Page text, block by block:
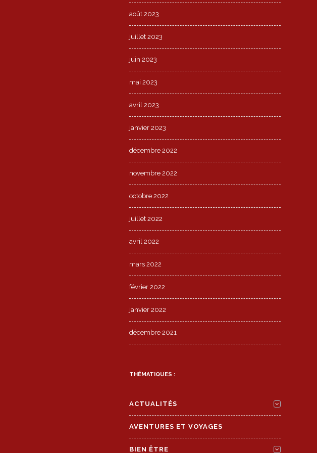
août 2023
juillet 2023
juin 2023
mai 2023
avril 2023
janvier 2023
décembre 2022
novembre 2022
octobre 2022
juillet 2022
avril 2022
mars 2022
février 2022
janvier 2022
décembre 2021
THÉMATIQUES :
ACTUALITÉS
AVENTURES ET VOYAGES
BIEN ÊTRE